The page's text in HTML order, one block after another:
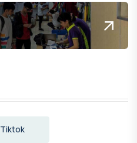
Tiktok